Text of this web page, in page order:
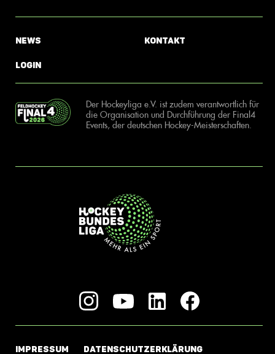
News
Login
Kontakt
Der Hockeyliga e.V. ist zudem verantwortlich für
die Organisation und Durchführung der Final4
Events, der deutschen Hockey-Meisterschaften.
IMPRESSUM DATENSCHUTZERKLÄRUNG